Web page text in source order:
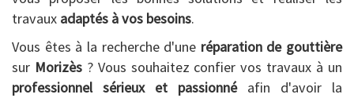
travaux adaptés à vos besoins.
Vous êtes à la recherche d'une réparation de gouttière
sur Morizès? Vous souhaitez confier vos travaux à un
professionnel sérieux et passionnéafin d'avoir la